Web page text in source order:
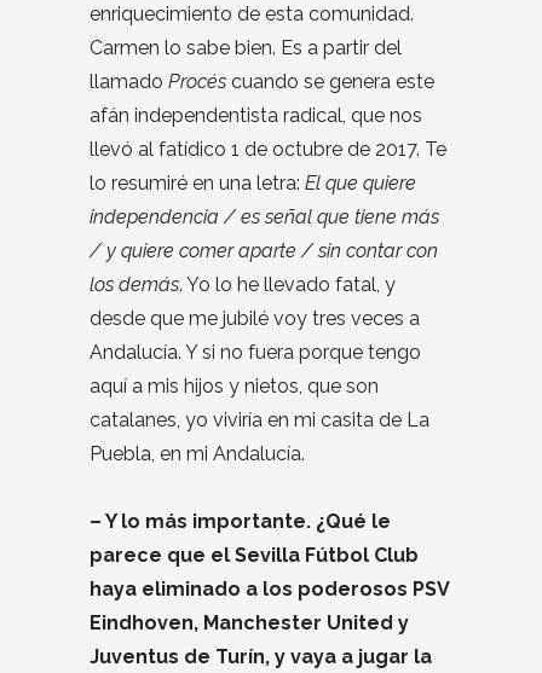
enriquecimiento de esta comunidad.
Carmen lo sabe bien. Es a partir del
llamado Procés cuando se genera este
afán independentista radical, que nos
llevó al fatídico 1 de octubre de 2017. Te
lo resumiré en una letra: El que quiere
independencia / es señal que tiene más
/ y quiere comer aparte / sin contar con
los demás. Yo lo he llevado fatal, y
desde que me jubilé voy tres veces a
Andalucía. Y si no fuera porque tengo
aquí a mis hijos y nietos, que son
catalanes, yo viviría en mi casita de La
Puebla, en mi Andalucía.
– Y lo más importante. ¿Qué le
parece que el Sevilla Fútbol Club
haya eliminado a los poderosos PSV
Eindhoven, Manchester United y
Juventus de Turín, y vaya a jugar la